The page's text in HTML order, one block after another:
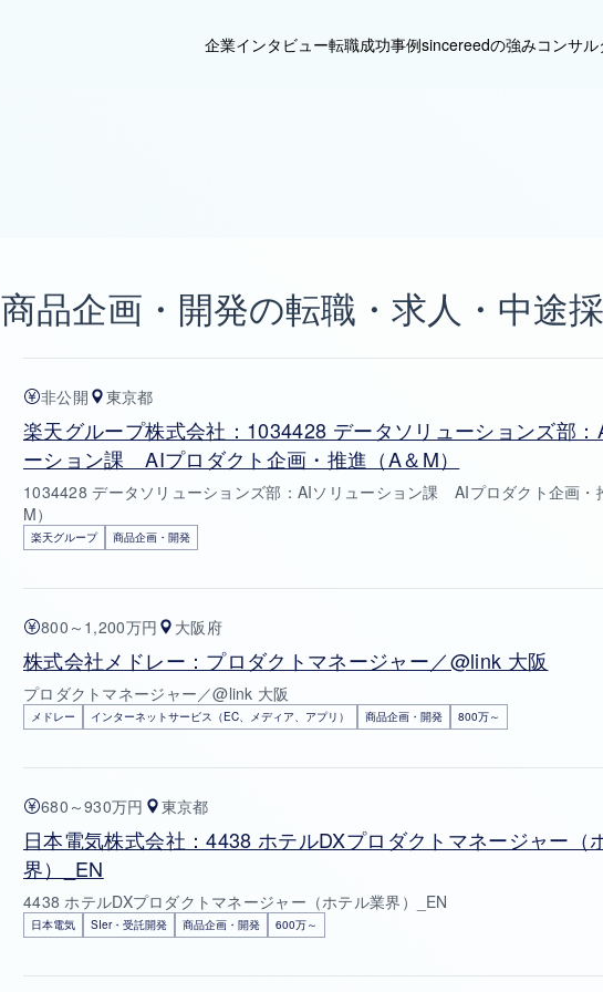
企業インタビュー転職成功事例sincereedの強みコンサ
商品企画・開発の転職・求人・中途
非公開 東京都
楽天グループ株式会社：1034428 データソリューションズ部
ーション課 AIプロダクト企画・推進（A＆M）
1034428 データソリューションズ部：AIソリューション課 AIプロダクト企画・
M）
楽天グループ 商品企画・開発
800～1,200万円 大阪府
株式会社メドレー：プロダクトマネージャー／@link 大阪
プロダクトマネージャー／@link 大阪
メドレー インターネットサービス（EC、メディア、アプリ） 商品企画・開発 800万～
680～930万円 東京都
日本電気株式会社：4438 ホテルDXプロダクトマネージャー（
界）_EN
4438 ホテルDXプロダクトマネージャー（ホテル業界）_EN
日本電気 SIer・受託開発 商品企画・開発 600万～